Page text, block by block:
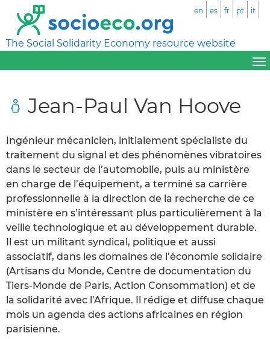
The Social Solidarity Economy resource website
en es fr pt it
Jean-Paul Van Hoove
Ingénieur mécanicien, initialement spécialiste du
traitement du signal et des phénomènes vibratoires
dans le secteur de l’automobile, puis au ministère
en charge de l’équipement, a terminé sa carrière
professionnelle à la direction de la recherche de ce
ministère en s’intéressant plus particulièrement à la
veille technologique et au développement durable.
Il est un militant syndical, politique et aussi
associatif, dans les domaines de l’économie solidaire
(Artisans du Monde, Centre de documentation du
Tiers-Monde de Paris, Action Consommation) et de
la solidarité avec l’Afrique. Il rédige et diffuse chaque
mois un agenda des actions africaines en région
parisienne.